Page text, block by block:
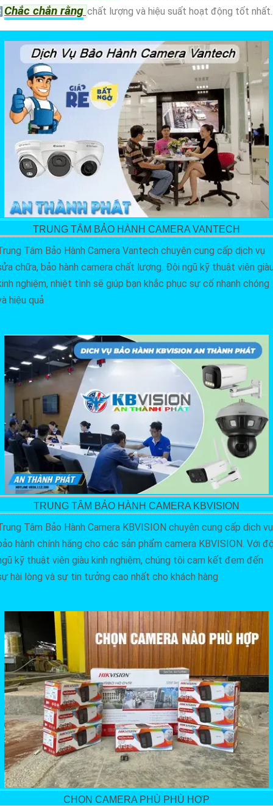
Chắc chắn rằng chất lượng và hiệu suất hoạt động tốt nhất.
TRUNG TÂM BẢO HÀNH CAMERA VANTECH
Tâm Bảo Hành Camera Vantech chuyên cung cấp dịch vụ
chữa, bảo hành camera chất lượng. Đội ngũ kỹ thuật viên
nghiệm, nhiệt tình sẽ giúp bạn khắc phục sự cố nhanh chóng
hiệu quả
TRUNG TÂM BẢO HÀNH CAMERA KBVISION
Tâm Bảo Hành Camera KBVISION chuyên cung cấp dịch vụ
hành chính hãng cho các sản phẩm camera KBVISION. Với
kỹ thuật viên giàu kinh nghiệm, chúng tôi cam kết đem đến
hài lòng và sự tin tưởng cao nhất cho khách hàng
CHỌN CAMERA PHÙ PHÙ HỢP